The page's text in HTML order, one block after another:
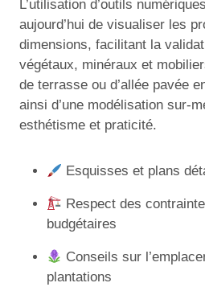
L’utilisation d’outils
aujourd’hui de visualiser les
dimensions, facilitant la
végétaux, minéraux et
de terrasse ou d’allée pavée
ainsi d’une modélisation sur-
esthétisme et praticité.
Esquisses et plans
Respect des
budgétaires
Conseils sur
plantations